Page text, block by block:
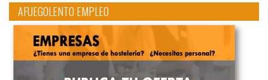
AFUEGOLENTO EMPLEO